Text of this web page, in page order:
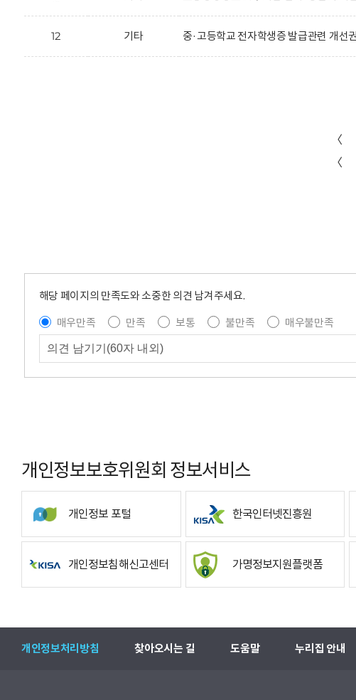
12 기타 중·고등학교 전자학생증 발급관련 개선
〈
〈
해당 페이지의 만족도와 소중한 의견 남겨주세요.
매우만족
만족 보통 불만족 매우불만족
개인정보보호위원회 정보서비스
개인정보 포털 한국인터넷진흥원
개인정보침해신고센터 가명정보지원플랫폼
개인정보처리방침 찾아오시는 길 도움말 누리집 안내